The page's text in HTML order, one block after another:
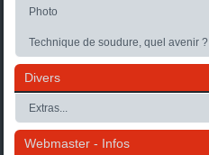
Photo
Technique de soudure, quel avenir ?
Divers
Extras...
Webmaster - Infos